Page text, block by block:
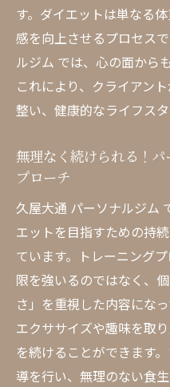
柔軟なスケジュ
ト
時間がない人の
ズプラン
忙しい日常をサ
久屋大通 パーソナ
れる
パーソナルジム
ログラム
個人の目的に
選択
理想の体型に近
ーチ
目標達成をサ
す。ダイエットは単なる
感を向上させるプロセス
ルジム では、心の面から
これにより、クライアン
整い、健康的なライフス
無理なく続けられる！
プローチ
久屋大通 パーソナルジム
エットを目指すための持
ています。トレーニング
限を強いるのではなく、
さ」を重視した内容にな
エクササイズや趣味を取
を続けることができます
導を行い、無理のない食